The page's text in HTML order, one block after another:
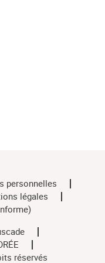
personnelles
légales
réservés